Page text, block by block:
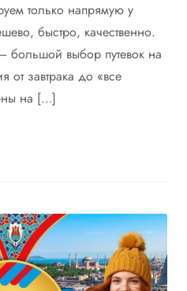
только напрямую у
быстро, качественно.
выбор путевок на
от завтрака до «все
на […]